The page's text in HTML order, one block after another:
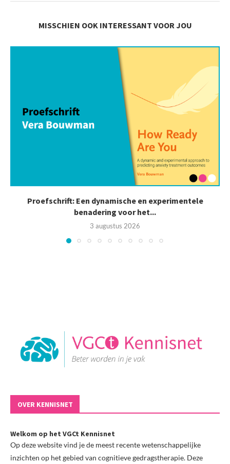
MISSCHIEN OOK INTERESSANT VOOR JOU
Proefschrift: Een dynamische en experimentele
benadering voor het...
3 augustus 2026
OVER KENNISNET
Welkom op het VGCt Kennisnet
Op deze website vind je de meest recente wetenschappelijke
inzichten op het gebied van cognitieve gedragstherapie. Deze